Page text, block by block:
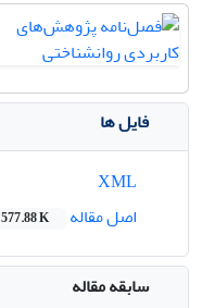
فایل ها
اصل مقاله
577.88 K
سابقه مقاله